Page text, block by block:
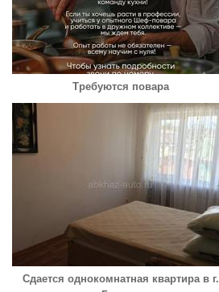
Требуются повара
Сдается однокомнатная квартира в г.